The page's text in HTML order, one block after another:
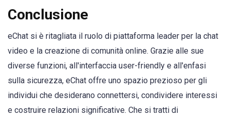
Conclusione
eChat si è ritagliata il ruolo di piattaforma leader per la chat
video e la creazione di comunità online. Grazie alle sue
diverse funzioni, all'interfaccia user-friendly e all'enfasi
sulla sicurezza, eChat offre uno spazio prezioso per gli
individui che desiderano connettersi, condividere interessi
e costruire relazioni significative. Che si tratti di